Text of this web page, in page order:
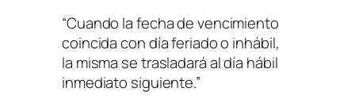
“Cuando la fecha de vencimiento
coincida con día feriado o inhábil,
la misma se trasladará al día hábil
inmediato siguiente.”